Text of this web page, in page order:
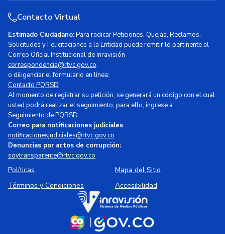
Contacto Virtual
Estimado Ciudadano:Para radicar Peticiones, Quejas, Reclamos,
Solicitudes y Felicitaciones a la Entidad puede remitir lo pertinente al
Correo Oficial Institucional de Inravisión
correspondencia@rtvc.gov.co
o diligenciar el formulario en línea:
Contacto PQRSD
Al momento de registrar su petición, se generará un código con el cual
usted podrá realizar el seguimiento, para ello, ingrese a:
Seguimiento de PQRSD
Correo para notificaciones judiciales
notificacionesjudiciales@rtvc.gov.co
Denuncias por actos de corrupción:
soytransparente@rtvc.gov.co
Políticas
Mapa del Sitio
Términos y Condiciones
Accesibilidad